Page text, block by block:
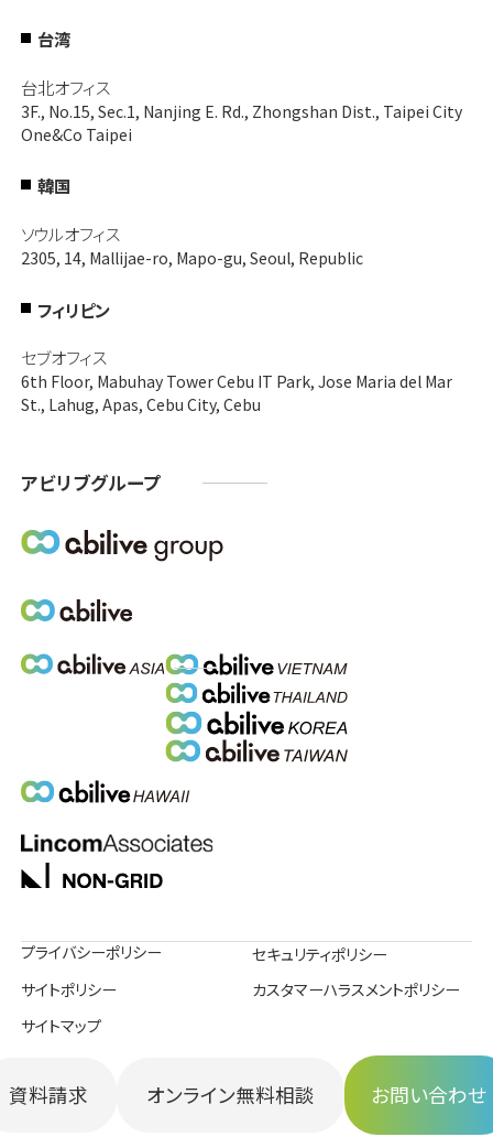
台湾
台北オフィス
3F., No.15, Sec.1, Nanjing E. Rd., Zhongshan Dist., Taipei City
One&Co Taipei
韓国
ソウルオフィス
2305, 14, Mallijae-ro, Mapo-gu, Seoul, Republic
フィリピン
セブオフィス
6th Floor, Mabuhay Tower Cebu IT Park, Jose Maria del Mar
St., Lahug, Apas, Cebu City, Cebu
アビリブグループ
プライバシーポリシー
セキュリティポリシー
サイトポリシー
カスタマーハラスメントポリシー
サイトマップ
資料請求 オンライン無料相談 お問い合わせ